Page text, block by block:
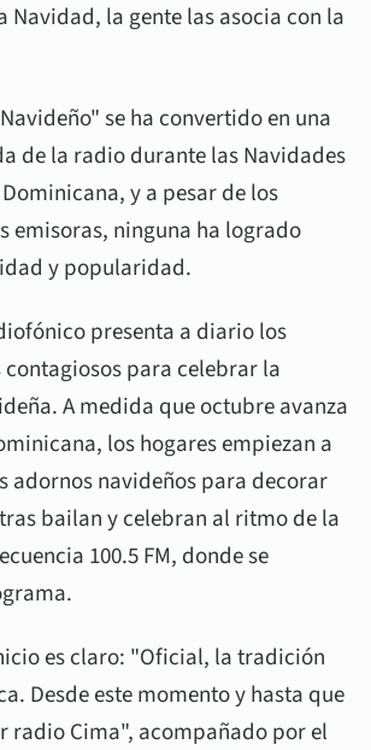
Navidad, la gente las asocia con la
se ha convertido en una
de la radio durante las Navidades
y a pesar de los
emisoras, ninguna ha logrado
y popularidad.
presenta a diario los
contagiosos para celebrar la
A medida que octubre avanza
los hogares empiezan a
adornos navideños para decorar
bailan y celebran al ritmo de la
100.5 FM, donde se
es claro: "Oficial, la tradición
Desde este momento y hasta que
radio Cima", acompañado por el